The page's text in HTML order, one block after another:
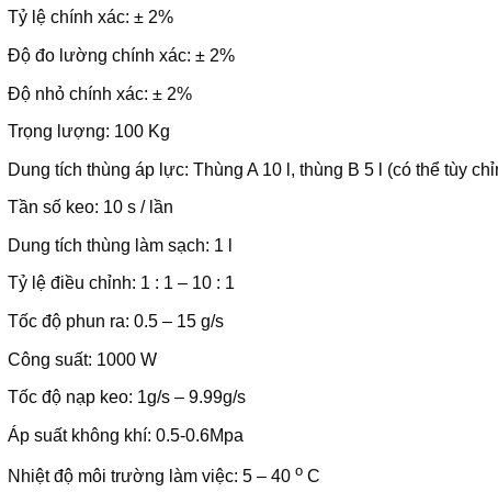
Tỷ lệ chính xác: ± 2%
Độ đo lường chính xác: ± 2%
Độ nhỏ chính xác: ± 2%
Trọng lượng: 100 Kg
Dung tích thùng áp lực: Thùng A 10 l, thùng B 5 l (có thể tùy
Tần số keo: 10 s / lần
Dung tích thùng làm sạch: 1 l
Tỷ lệ điều chỉnh: 1 : 1 – 10 : 1
Tốc độ phun ra: 0.5 – 15 g/s
Công suất: 1000 W
Tốc độ nạp keo: 1g/s – 9.99g/s
Áp suất không khí: 0.5-0.6Mpa
Nhiệt độ môi trường làm việc: 5 – 40 o C